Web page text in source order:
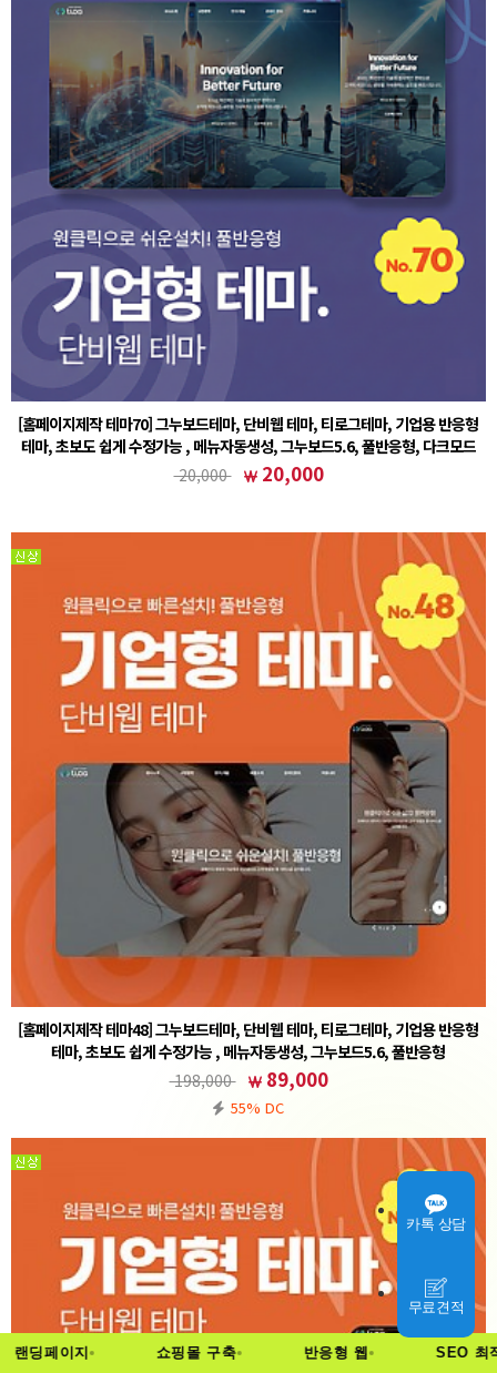
카톡 상담
무료견적
딩페이지 쇼핑몰 구축 반응형 웹 SEO 최적
[홈페이지제작 테마70] 그누보드테마, 단비웹 테마, 티로그테마, 기업용 반응형
테마, 초보도 쉽게 수정가능 , 메뉴자동생성, 그누보드5.6, 풀반응형, 다크모드
① 그누보드 테마 설치후 (테마)sample70 선택② 회원가입 설정 - 회원 스킨 (테마)basic 선택주
의사항※ 기본5.6 정식버전을 기반으로 작업된 테마입니다. 5.6에서도 호환이 가능합니다.※ 기
20,000 20,000
[홈페이지제작 테마48] 그누보드테마, 단비웹 테마, 티로그테마, 기업용 반응형
테마, 초보도 쉽게 수정가능 , 메뉴자동생성, 그누보드5.6, 풀반응형
① 그누보드 테마 설치후 (테마)sample48 선택② 회원가입 설정 - 회원 스킨 (테마)basic 선택주
의사항※ 기본5.6 정식버전을 기반으로 작업된 테마입니다. 5.6에서도 호환이 가능합니다.※ 기
본폴더(www…
198,000 89,000
55% DC